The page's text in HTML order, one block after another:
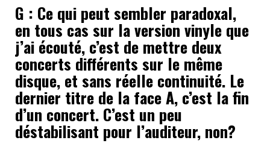
G : Ce qui peut sembler paradoxal,
en tous cas sur la version vinyle que
j’ai écouté, c’est de mettre deux
concerts différents sur le même
disque, et sans réelle continuité. Le
dernier titre de la face A, c’est la fin
d’un concert. C’est un peu
déstabilisant pour l’auditeur, non?